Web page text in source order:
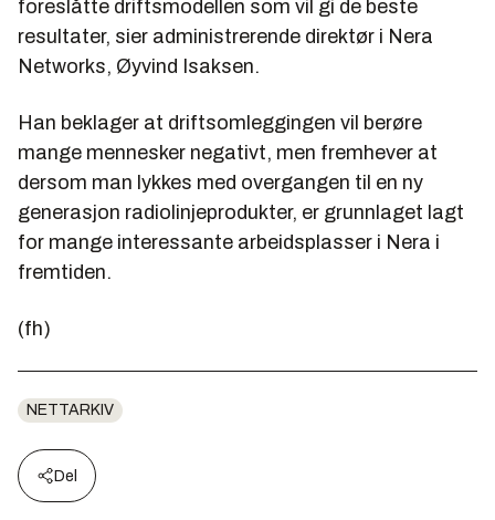
foreslåtte driftsmodellen som vil gi de beste
resultater, sier administrerende direktør i Nera
Networks, Øyvind Isaksen.
Han beklager at driftsomleggingen vil berøre
mange mennesker negativt, men fremhever at
dersom man lykkes med overgangen til en ny
generasjon radiolinjeprodukter, er grunnlaget lagt
for mange interessante arbeidsplasser i Nera i
fremtiden.
(fh)
NETTARKIV
Del